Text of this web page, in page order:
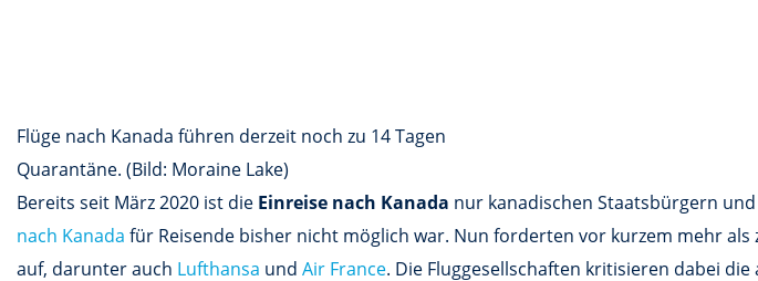
Flüge nach Kanada führen derzeit noch zu 14 Tagen
Quarantäne. (Bild: Moraine Lake)
Bereits seit März 2020 ist die Einreise nach Kanada nur kanadischen Staatsbürgern
nach Kanada für Reisende bisher nicht möglich war. Nun forderten vor kurzem mehr als
auf, darunter auch Lufthansa und Air France. Die Fluggesellschaften kritisieren dabei